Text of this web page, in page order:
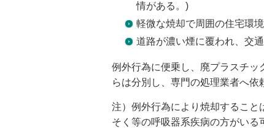
情がある。)
軽微な焼却で周囲の住宅環
道路が濃い煙に覆われ、交
例外行為に便乗し、廃プラスチ
らは分別し、専門の処理業者へ依
注）例外行為により焼却するこ
そく等の呼吸器系疾病の方がいる